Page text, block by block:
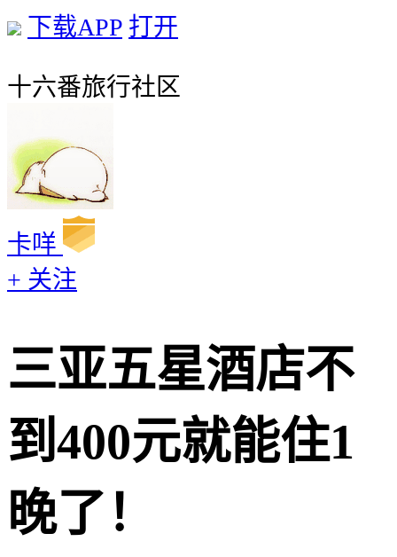
下载APP 打开
十六番旅行社区
卡咩
+ 关注
三亚五星酒店不
到400元就能住1
晚了！